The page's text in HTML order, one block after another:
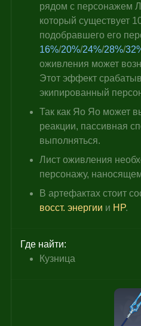
рядом с персонажем
который существует
подобравшего его
16%/20%/24%/28%/
оживления может
Этот эффект
экипированный
Так как Яо Яо может
реакции, пассивная
выполняться.
Лист оживления
персонажу,
В артефактах стоит
восст. энергии и HP.
Где найти:
Кузница